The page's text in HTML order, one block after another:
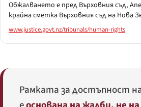
Обжалването е пред Върховния съд,
крайна сметка Върховния съд на Нова
www.justice.govt.nz/tribunals/human-rights
Рамката за достъпност